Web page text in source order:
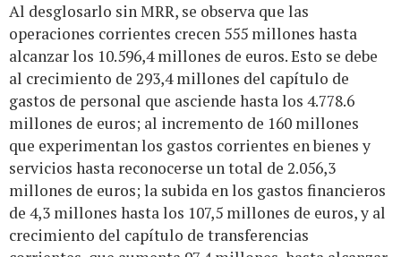
Al desglosarlo sin MRR, se observa que las
operaciones corrientes crecen 555 millones hasta
alcanzar los 10.596,4 millones de euros. Esto se debe
al crecimiento de 293,4 millones del capítulo de
gastos de personal que asciende hasta los 4.778.6
millones de euros; al incremento de 160 millones
que experimentan los gastos corrientes en bienes y
servicios hasta reconocerse un total de 2.056,3
millones de euros; la subida en los gastos financieros
de 4,3 millones hasta los 107,5 millones de euros, y al
crecimiento del capítulo de transferencias